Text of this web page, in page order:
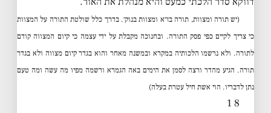
(יש תורה ומצוות, תורה בז״א ומצוות בנוק׳. בדרך כלל שולטת התורה על המצוות
כי צריך לקיים כפי פסק התורה. ובחנוכה מקבלת על ידי עצמה כי קיום המצווה קודם
לתורה. ולא נרשמו הלכותיה במקרא ובמשנה מאחר והוא בגדר קיום מצווה ולא בגדר
תורה. הגיע מהדר ורצה לסמן את הימים באה הגמרא ורשמה מפיו מה עשה ומה טעם
נתן לדבריו. הוי אשת חיל עטרת בעלה)
8 1